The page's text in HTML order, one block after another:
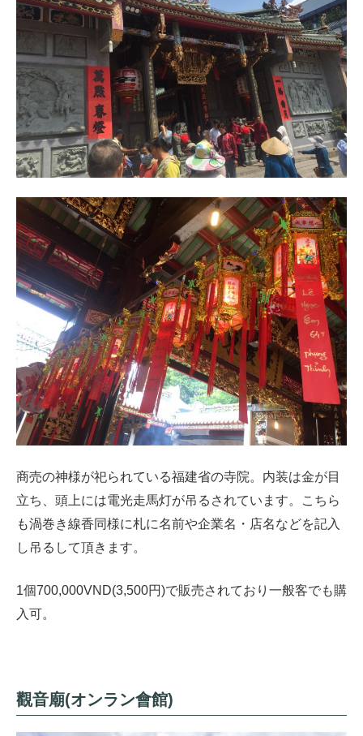
商売の神様が祀られている福建省の寺院。内装は金が目
立ち、頭上には電光走馬灯が吊るされています。こちら
も渦巻き線香同様に札に名前や企業名・店名などを記入
し吊るして頂きます。
1個700,000VND(3,500円)で販売されており一般客でも購
入可。
觀音廟(オンラン會館)